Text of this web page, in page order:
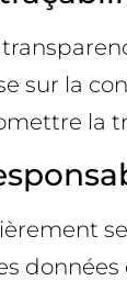
sur la
la